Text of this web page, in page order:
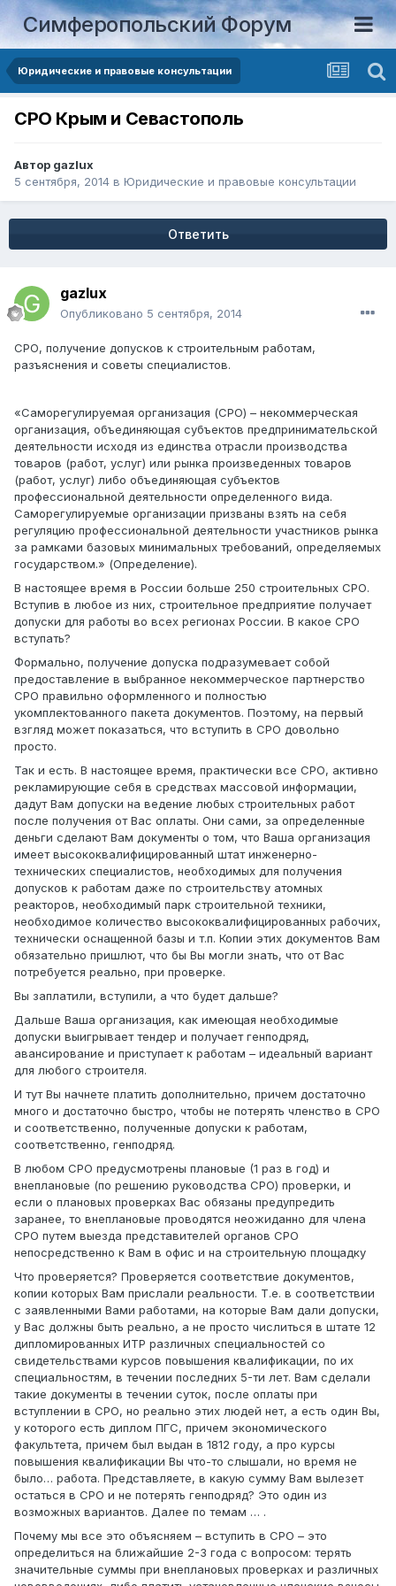
Симферопольский Форум
Юридические и правовые консультации
СРО Крым и Севастополь
Автор gazlux
5 сентября, 2014 в Юридические и правовые консультации
Ответить
gazlux
Опубликовано 5 сентября, 2014
СРО, получение допусков к строительным работам,
разъяснения и советы специалистов.
«Саморегулируемая организация (СРО) – некоммерческая
организация, объединяющая субъектов предпринимательской
деятельности исходя из единства отрасли производства
товаров (работ, услуг) или рынка произведенных товаров
(работ, услуг) либо объединяющая субъектов
профессиональной деятельности определенного вида.
Саморегулируемые организации призваны взять на себя
регуляцию профессиональной деятельности участников рынка
за рамками базовых минимальных требований, определяемых
государством.» (Определение).
В настоящее время в России больше 250 строительных СРО.
Вступив в любое из них, строительное предприятие получает
допуски для работы во всех регионах России. В какое СРО
вступать?
Формально, получение допуска подразумевает собой
предоставление в выбранное некоммерческое партнерство
СРО правильно оформленного и полностью
укомплектованного пакета документов. Поэтому, на первый
взгляд может показаться, что вступить в СРО довольно
просто.
Так и есть. В настоящее время, практически все СРО, активно
рекламирующие себя в средствах массовой информации,
дадут Вам допуски на ведение любых строительных работ
после получения от Вас оплаты. Они сами, за определенные
деньги сделают Вам документы о том, что Ваша организация
имеет высококвалифицированный штат инженерно-
технических специалистов, необходимых для получения
допусков к работам даже по строительству атомных
реакторов, необходимый парк строительной техники,
необходимое количество высококвалифицированных рабочих,
технически оснащенной базы и т.п. Копии этих документов Вам
обязательно пришлют, что бы Вы могли знать, что от Вас
потребуется реально, при проверке.
Вы заплатили, вступили, а что будет дальше?
Дальше Ваша организация, как имеющая необходимые
допуски выигрывает тендер и получает генподряд,
авансирование и приступает к работам – идеальный вариант
для любого строителя.
И тут Вы начнете платить дополнительно, причем достаточно
много и достаточно быстро, чтобы не потерять членство в СРО
и соответственно, полученные допуски к работам,
соответственно, генподряд.
В любом СРО предусмотрены плановые (1 раз в год) и
внеплановые (по решению руководства СРО) проверки, и
если о плановых проверках Вас обязаны предупредить
заранее, то внеплановые проводятся неожиданно для члена
СРО путем выезда представителей органов СРО
непосредственно к Вам в офис и на строительную площадку
Что проверяется? Проверяется соответствие документов,
копии которых Вам прислали реальности. Т.е. в соответствии
с заявленными Вами работами, на которые Вам дали допуски,
у Вас должны быть реально, а не просто числиться в штате 12
дипломированных ИТР различных специальностей со
свидетельствами курсов повышения квалификации, по их
специальностям, в течении последних 5-ти лет. Вам сделали
такие документы в течении суток, после оплаты при
вступлении в СРО, но реально этих людей нет, а есть один Вы,
у которого есть диплом ПГС, причем экономического
факультета, причем был выдан в 1812 году, а про курсы
повышения квалификации Вы что-то слышали, но время не
было… работа. Представляете, в какую сумму Вам вылезет
остаться в СРО и не потерять генподряд? Это один из
возможных вариантов. Далее по темам … .
Почему мы все это объясняем – вступить в СРО – это
определиться на ближайшие 2-3 года с вопросом: терять
значительные суммы при внеплановых проверках и различных